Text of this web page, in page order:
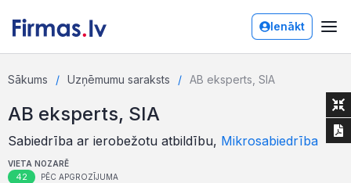
Ienākt
Sākums Uzņēmumu saraksts AB eksperts, SIA
AB eksperts, SIA
Sabiedrība ar ierobežotu atbildību, Mikrosabiedrība
VIETA NOZARĒ
42 PĒC APGROZĪJUMA